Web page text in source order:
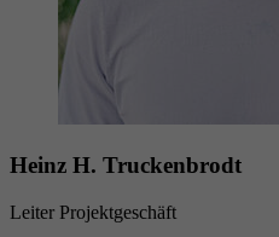
Heinz H. Truckenbrodt
Leiter Projektgeschäft